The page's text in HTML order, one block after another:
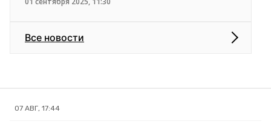
Все новости
07 АВГ, 17:44